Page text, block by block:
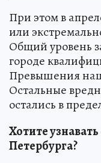
При этом в
или
Общий уровень
городе
Превышения
Остальные
остались в
Хотите
Петербурга?